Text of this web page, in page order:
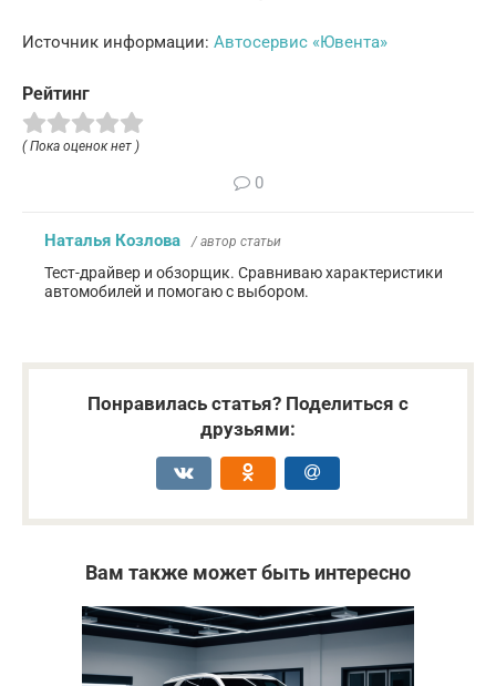
Источник информации: Автосервис «Ювента»
Рейтинг
( Пока оценок нет )
0
Наталья Козлова / автор статьи
Тест-драйвер и обзорщик. Сравниваю характеристики
автомобилей и помогаю с выбором.
Понравилась статья? Поделиться с
друзьями:
Вам также может быть интересно